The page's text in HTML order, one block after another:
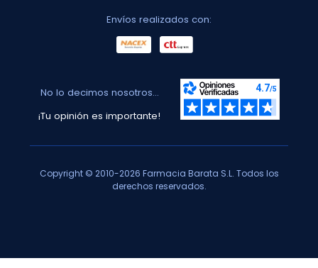
Envíos realizados con:
No lo decimos nosotros...
¡Tu opinión es importante!
Copyright © 2010-2026 Farmacia Barata S.L. Todos los
derechos reservados.